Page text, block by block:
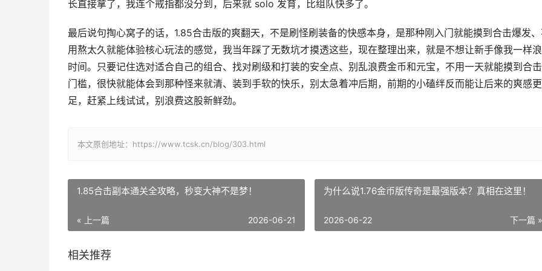
长直接拿了，我连个戒指都没分到，后来就 solo 发育，比组队快多了。
最后说句掏心窝子的话，1.85合击版的爽翻天，不是刷怪刷装备的快感本身，是那种刚入门就能摸到合击爆发
用熬太久就能体验核心玩法的感觉，我当年踩了无数坑才摸透这些，现在整理出来，就是不想让新手像我一样
时间。只要记住选对适合自己的组合、找对刷级和打装的安全点、别乱浪费金币和元宝，不用一天就能摸到合
门槛，很快就能体会到那种怪来就清、装到手软的快乐，别太急着冲后期，前期的小磕绊反而能让后来的爽感更
足，赶紧上线试试，别浪费这股新鲜劲。
本文原创地址：https://www.tcsk.cn/blog/303.html
1.85合击副本通关全攻略，秒变大神不是梦！
« 上一篇 2026-06-21
为什么说1.76金币版传奇是最强版本？真相在这里！
下一篇 »
2026-06-22
相关推荐